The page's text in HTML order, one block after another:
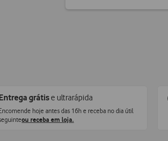
grátise ultrarápida
hoje antes das 16h e receba no dia útil
ou receba em loja.